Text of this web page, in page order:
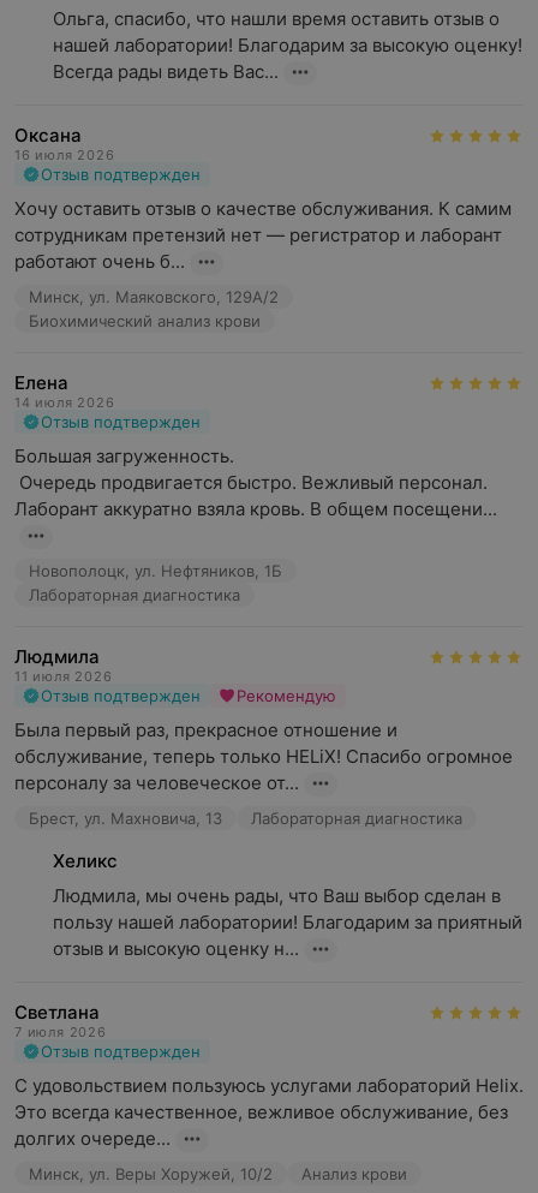
Ольга, спасибо, что нашли время оставить отзыв о
нашей лаборатории! Благодарим за высокую оценку!
Всегда рады видеть Вас...
Оксана
16 июля 2026
Отзыв подтвержден
Хочу оставить отзыв о качестве обслуживания. К самим
сотрудникам претензий нет — регистратор и лаборант
работают очень б...
Минск, ул. Маяковского, 129А/2
Биохимический анализ крови
Елена
14 июля 2026
Отзыв подтвержден
Большая загруженность.
Лаборант аккуратно взяла кровь. В общем посещени...
Новополоцк, ул. Нефтяников, 1Б
Лабораторная диагностика
Людмила
11 июля 2026
Отзыв подтвержден Рекомендую
Была первый раз, прекрасное отношение и
обслуживание, теперь только HELiX! Спасибо огромное
персоналу за человеческое от...
Брест, ул. Махновича, 13 Лабораторная диагностика
Хеликс
Людмила, мы очень рады, что Ваш выбор сделан в
пользу нашей лаборатории! Благодарим за приятный
отзыв и высокую оценку н...
Светлана
7 июля 2026
Отзыв подтвержден
С удовольствием пользуюсь услугами лабораторий Helix.
Это всегда качественное, вежливое обслуживание, без
долгих очереде...
Минск, ул. Веры Хоружей, 10/2 Анализ крови